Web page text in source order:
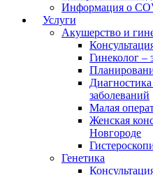
Информация о
Услуги
Акушерство и
Гинеколог –
заболеваний
Малая
Женская
Новгороде
Генетика